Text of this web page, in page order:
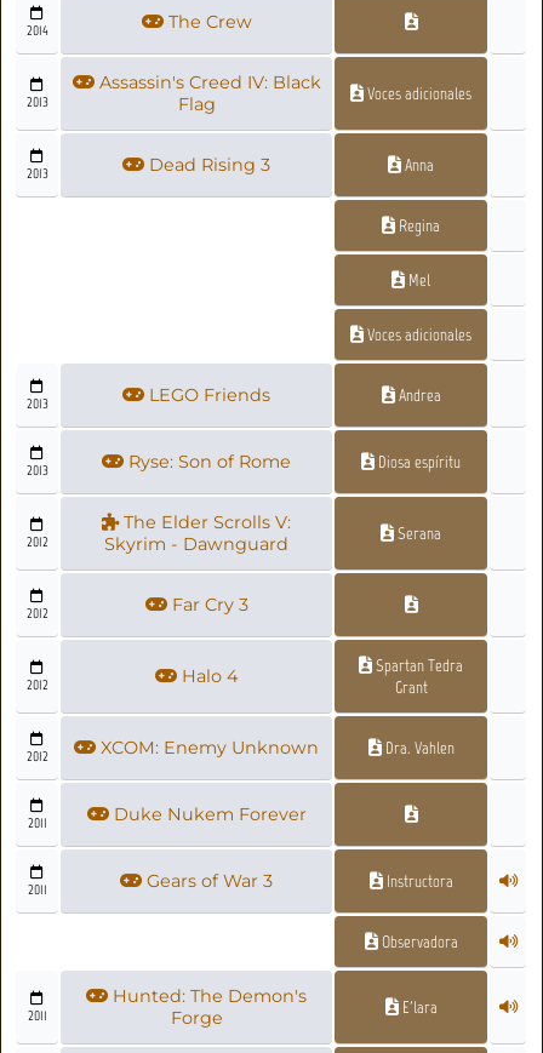
2014 The Crew
2013
Assassin's Creed IV: Black
Flag
Voces adicionales
2013 Dead Rising 3 Anna
Regina
Mel
Voces adicionales
2013 LEGO Friends Andrea
2013 Ryse: Son of Rome Diosa espíritu
2012
The Elder Scrolls V:
Skyrim - Dawnguard
Serana
2012 Far Cry 3
2012 Halo 4
Spartan Tedra
Grant
2012 XCOM: Enemy Unknown Dra. Vahlen
2011 Duke Nukem Forever
2011 Gears of War 3 Instructora
Observadora
2011
Hunted: The Demon's
Forge
E'lara